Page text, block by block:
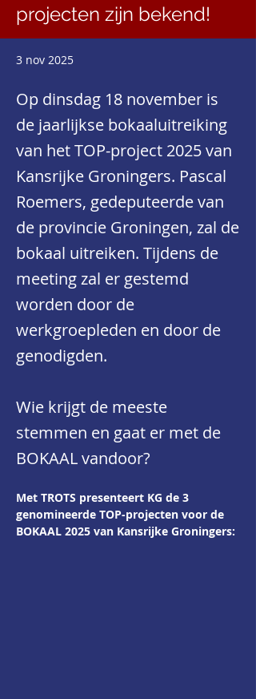
projecten zijn bekend!
3 nov 2025
Op dinsdag 18 november is
de jaarlijkse bokaaluitreiking
van het TOP-project 2025 van
Kansrijke Groningers. Pascal
Roemers, gedeputeerde van
de provincie Groningen, zal de
bokaal uitreiken. Tijdens de
meeting zal er gestemd
worden door de
werkgroepleden en door de
genodigden.
Wie krijgt de meeste
stemmen en gaat er met de
BOKAAL vandoor?
Met TROTS presenteert KG de 3
genomineerde TOP-projecten voor de
BOKAAL 2025 van Kansrijke Groningers: